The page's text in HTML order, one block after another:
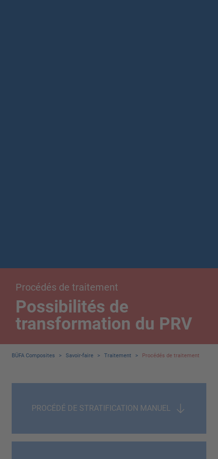
Procédés de traitement
Possibilités de
transformation du PRV
BÜFA Composites > Savoir-faire > Traitement > Procédés de traitement
PROCÉDÉ DE STRATIFICATION MANUEL